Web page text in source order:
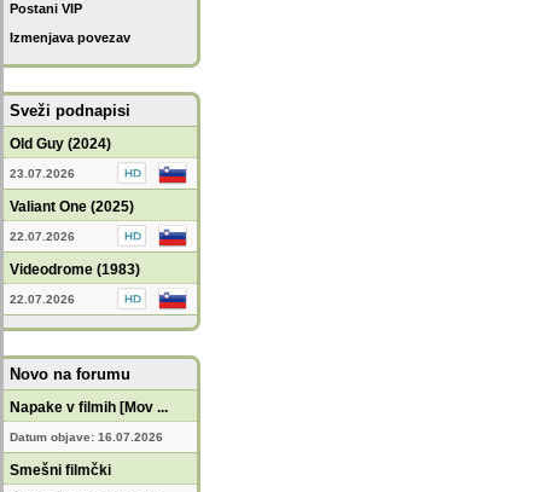
Postani VIP
Izmenjava povezav
Sveži podnapisi
Old Guy (2024)
23.07.2026
Valiant One (2025)
22.07.2026
Videodrome (1983)
22.07.2026
Novo na forumu
Napake v filmih [Mov ...
Datum objave: 16.07.2026
Smešni filmčki